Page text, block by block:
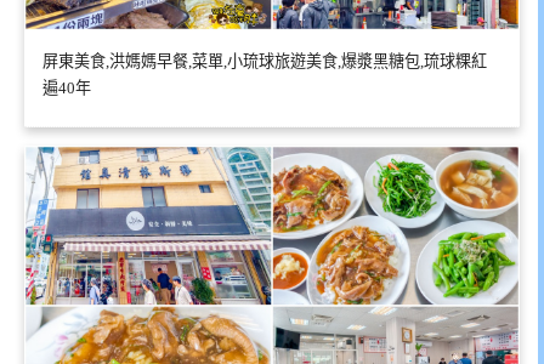
屏東美食,洪媽媽早餐,菜單,小琉球旅遊美食,爆漿黑糖包,琉球粿紅
遍40年